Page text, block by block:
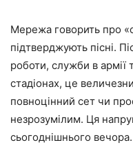
Мережа говорить про
підтверджують пісні.
роботи, служби в армії
стадіонах, це
повноцінний сет чи
незрозумілим. Ця
сьогоднішнього вечора.